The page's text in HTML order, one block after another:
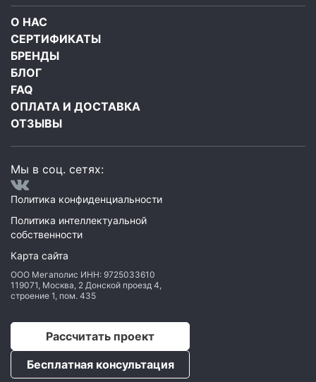
О НАС
СЕРТИФИКАТЫ
БРЕНДЫ
БЛОГ
FAQ
ОПЛАТА И ДОСТАВКА
ОТЗЫВЫ
Мы в соц. сетях:
Политика конфиденциальности
Политика интеллектуальной
собственности
Карта сайта
ООО Мегаполис ИНН: 9725033610
119071, Москва, 2 Донской проезд 4,
строение 1, пом. 435
Рассчитать проект
Бесплатная консультация